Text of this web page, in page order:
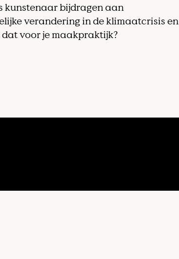
kunstenaar bijdragen aan
verandering in de klimaatcrisis en
voor je maakpraktijk?